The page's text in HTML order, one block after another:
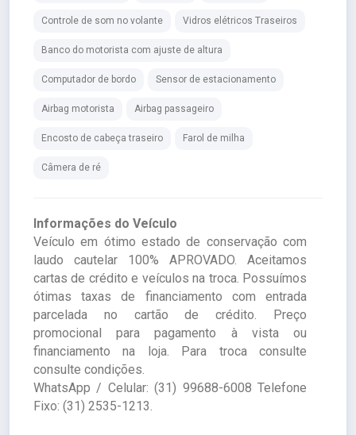
Controle de som no volante Vidros elétricos Traseiros
Banco do motorista com ajuste de altura
Computador de bordo Sensor de estacionamento
Airbag motorista Airbag passageiro
Encosto de cabeça traseiro Farol de milha
Câmera de ré
Informações do Veículo
Veículo em ótimo estado de conservação com
laudo cautelar 100% APROVADO. Aceitamos
cartas de crédito e veículos na troca. Possuímos
ótimas taxas de financiamento com entrada
parcelada no cartão de crédito. Preço
promocional para pagamento à vista ou
financiamento na loja. Para troca consulte
consulte condições.
WhatsApp / Celular: (31) 99688-6008 Telefone
Fixo: (31) 2535-1213.